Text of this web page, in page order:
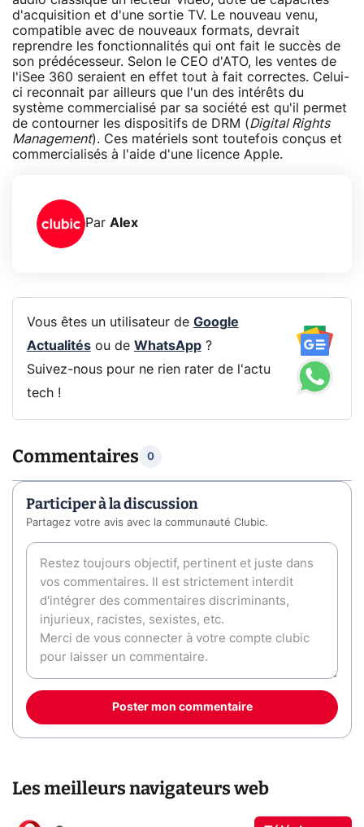
d'acquisition et d'une sortie TV. Le nouveau venu,
compatible avec de nouveaux formats, devrait
reprendre les fonctionnalités qui ont fait le succès de
son prédécesseur. Selon le CEO d'ATO, les ventes de
l'iSee 360 seraient en effet tout à fait correctes. Celui-
ci reconnait par ailleurs que l'un des intérêts du
système commercialisé par sa société est qu'il permet
de contourner les dispositifs de DRM (Digital Rights
Management). Ces matériels sont toutefois conçus et
commercialisés à l'aide d'une licence Apple.
Par Alex
Vous êtes un utilisateur de Google
Actualitésou de WhatsApp?
Suivez-nous pour ne rien rater de l'actu
tech !
Commentaires 0
Participer à la discussion
Partagez votre avis avec la communauté Clubic.
Poster mon commentaire
Les meilleurs navigateurs web